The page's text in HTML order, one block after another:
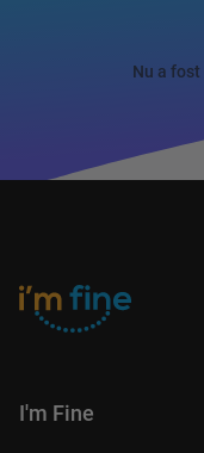
Nu a
I'm Fine